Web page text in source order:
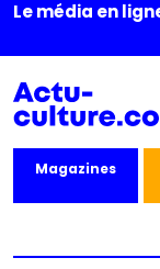
Le média en
Magazines